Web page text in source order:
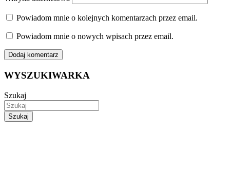
Powiadom mnie o kolejnych komentarzach przez email.
Powiadom mnie o nowych wpisach przez email.
WYSZUKIWARKA
Szukaj
Szukaj